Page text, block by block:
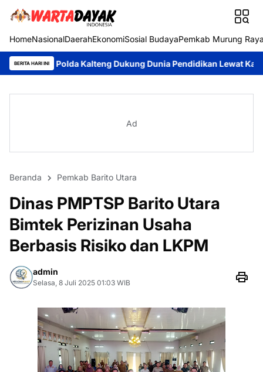
HomeNasionalDaerahEkonomiSosial BudayaPemkab Murung
BERITA HARI INI
Dukung Dunia Pendidikan Lewat Kapal Melek Huruf KP
Ad
Beranda Pemkab Barito Utara
Dinas PMPTSP Barito Utara
Bimtek Perizinan Usaha
Berbasis Risiko dan LKPM
admin
Selasa, 8 Juli 2025 01:03 WIB